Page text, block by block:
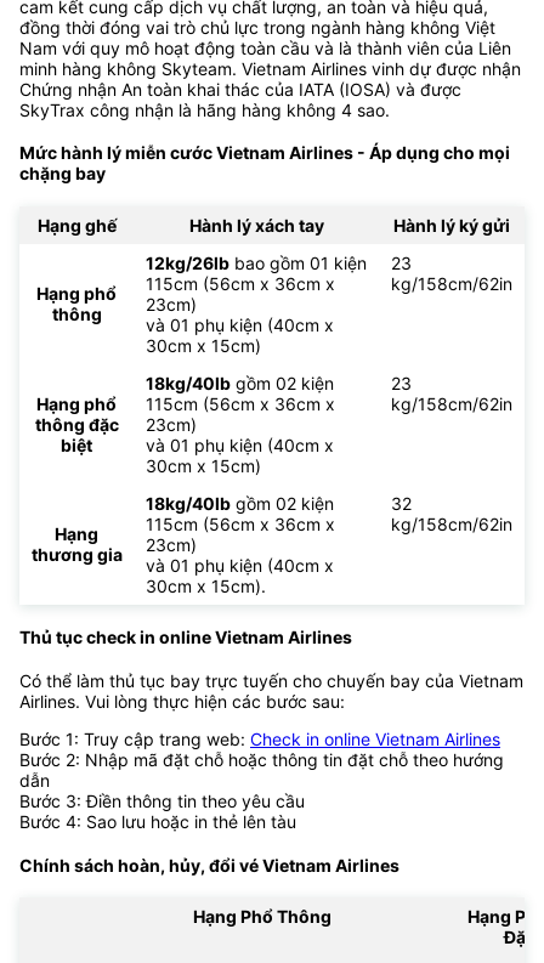
cam kết cung cấp dịch vụ chất lượng, an toàn và hiệu quả,
đồng thời đóng vai trò chủ lực trong ngành hàng không Việt
Nam với quy mô hoạt động toàn cầu và là thành viên của Liên
minh hàng không Skyteam. Vietnam Airlines vinh dự được nhận
Chứng nhận An toàn khai thác của IATA (IOSA) và được
SkyTrax công nhận là hãng hàng không 4 sao.
Mức hành lý miễn cước Vietnam Airlines - Áp dụng cho mọi
chặng bay
Hạng ghế Hành lý xách tay Hành lý ký gửi
Hạng phổ
thông
12kg/26lb bao gồm 01 kiện
115cm (56cm x 36cm x
23cm)
và 01 phụ kiện (40cm x
30cm x 15cm)
23
kg/158cm/62in
Hạng phổ
thông đặc
biệt
18kg/40lb gồm 02 kiện
115cm (56cm x 36cm x
23cm)
và 01 phụ kiện (40cm x
30cm x 15cm)
23
kg/158cm/62in
Hạng
thương gia
18kg/40lb gồm 02 kiện
115cm (56cm x 36cm x
23cm)
và 01 phụ kiện (40cm x
30cm x 15cm).
32
kg/158cm/62in
Thủ tục check in online Vietnam Airlines
Có thể làm thủ tục bay trực tuyến cho chuyến bay của Vietnam
Airlines. Vui lòng thực hiện các bước sau:
Bước 1: Truy cập trang web: Check in online Vietnam Airlines
Bước 2: Nhập mã đặt chỗ hoặc thông tin đặt chỗ theo hướng
dẫn
Bước 3: Điền thông tin theo yêu cầu
Bước 4: Sao lưu hoặc in thẻ lên tàu
Chính sách hoàn, hủy, đổi véVietnam Airlines
Hạng Phổ Thông
Hạng
Đặc